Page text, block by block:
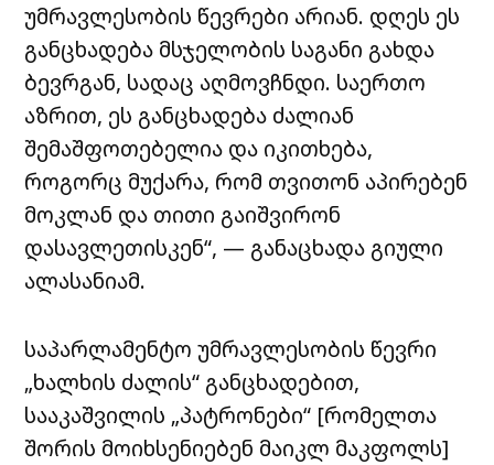
უმრავლესობის წევრები არიან. დღეს ეს
განცხადება მსჯელობის საგანი გახდა
ბევრგან, სადაც აღმოვჩნდი. საერთო
აზრით, ეს განცხადება ძალიან
შემაშფოთებელია და იკითხება,
როგორც მუქარა, რომ თვითონ აპირებენ
მოკლან და თითი გაიშვირონ
დასავლეთისკენ“, — განაცხადა გიული
ალასანიამ.
საპარლამენტო უმრავლესობის წევრი
„ხალხის ძალის“ განცხადებით,
სააკაშვილის „პატრონები“ [რომელთა
შორის მოიხსენიებენ მაიკლ მაკფოლს]